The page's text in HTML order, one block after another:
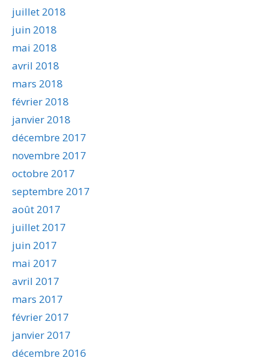
juillet 2018
juin 2018
mai 2018
avril 2018
mars 2018
février 2018
janvier 2018
décembre 2017
novembre 2017
octobre 2017
septembre 2017
août 2017
juillet 2017
juin 2017
mai 2017
avril 2017
mars 2017
février 2017
janvier 2017
décembre 2016